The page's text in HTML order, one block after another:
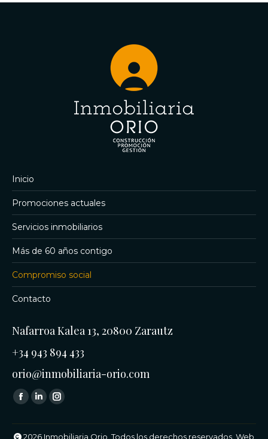
Inicio
Promociones actuales
Servicios inmobiliarios
Más de 60 años contigo
Compromiso social
Contacto
Nafarroa Kalea 13, 20800 Zarautz
+34 943 894 433
orio@inmobiliaria-orio.com
Encuéntranos en:
Facebook
opens
Linkedin
opens
Instagram
opens
2026 Inmobiliaria Orio. Todos los derechos reservados. Web